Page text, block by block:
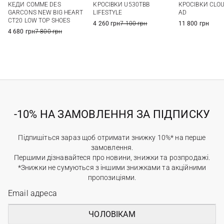
7
КЕДИ COMME DES
GARCONS NEW BIG HEART
CT20 LOW TOP SHOES
4 680 грн7 800 грн
6 US
6,5 US
КРОСІВКИ U530TBB
LIFESTYLE
4 260 грн7 100 грн
39
КРОСІВКИ
AD
11 800 грн
-10% НА ЗАМОВЛЕННЯ ЗА ПІДПИСКУ
Підпишіться зараз щоб отримати знижку 10%* на перше
замовлення.
Першими дізнавайтеся про новини, знижки та розпродажі.
*Знижки не сумуються з іншими знижками та акційними
пропозиціями.
ЧОЛОВІКАМ